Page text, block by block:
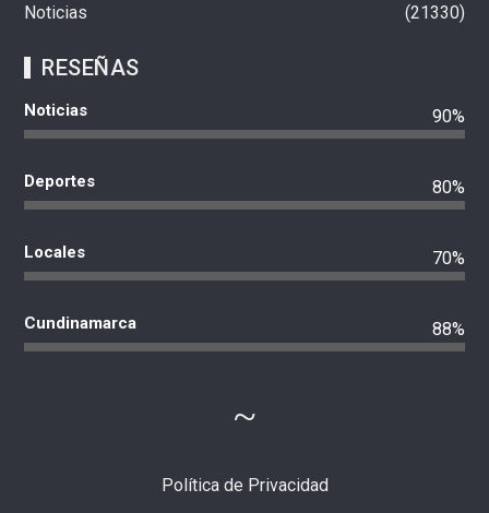
Noticias
21330
RESEÑAS
Noticias 90%
Deportes 80%
Locales 70%
Cundinamarca 88%
Política de Privacidad